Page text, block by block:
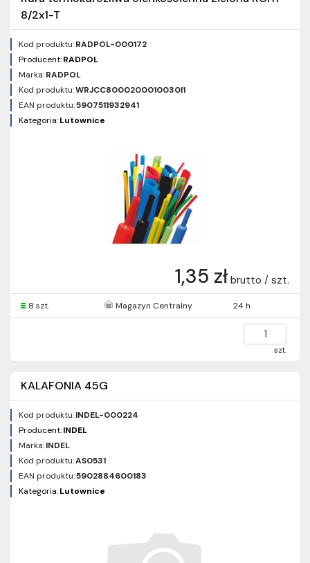
8/2x1-T
Kod produktu:RADPOL-000172
Producent:RADPOL
Marka:RADPOL
Kod produktu:WRJCC8000200010030I1
EAN produktu:5907511932941
Kategoria:Lutownice
1,35 zł brutto / szt.
8 szt. Magazyn Centralny 24 h
szt.
KALAFONIA 45G
Kod produktu:INDEL-000224
Producent:INDEL
Marka:INDEL
Kod produktu:AS0531
EAN produktu:5902884600183
Kategoria:Lutownice